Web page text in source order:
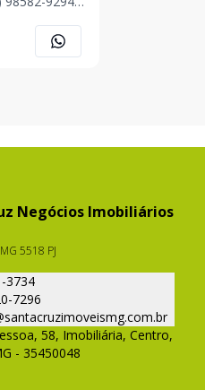
a
Negócios Imobiliários
5518 PJ
3734
7296
58, Imobiliária, Centro,
- 35450048